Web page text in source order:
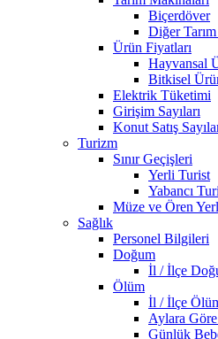
Biçerdöver
Diğer
Ürün Fiyatları
Hayvansal
Bitkisel
Elektrik Tüketimi
Girişim Sayıları
Konut Satış
Turizm
Sınır Geçişleri
Yerli Turist
Yabancı
Müze ve Ören
Sağlık
Personel Bilgileri
Doğum
İl / İlçe
Ölüm
İl / İlçe
Aylara
Günlük